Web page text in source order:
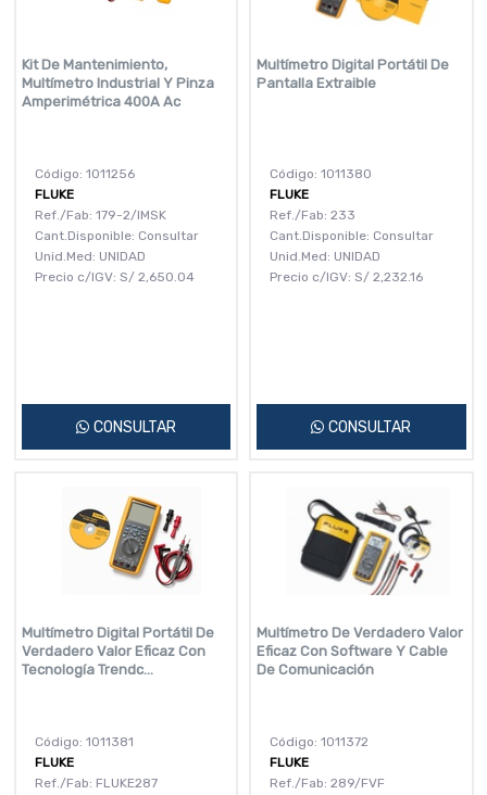
Kit De Mantenimiento,
Multímetro Industrial Y Pinza
Amperimétrica 400A Ac
Código: 1011256
FLUKE
Ref./Fab: 179-2/IMSK
Cant.Disponible: Consultar
Unid.Med: UNIDAD
Precio c/IGV: S/ 2,650.04
CONSULTAR
Multímetro Digital Portátil De
Pantalla Extraible
Código: 1011380
FLUKE
Ref./Fab: 233
Cant.Disponible: Consultar
Unid.Med: UNIDAD
Precio c/IGV: S/ 2,232.16
CONSULTAR
Multímetro Digital Portátil De
Verdadero Valor Eficaz Con
Tecnología Trendc...
Código: 1011381
FLUKE
Ref./Fab: FLUKE287
Multímetro De Verdadero Valor
Eficaz Con Software Y Cable
De Comunicación
Código: 1011372
FLUKE
Ref./Fab: 289/FVF